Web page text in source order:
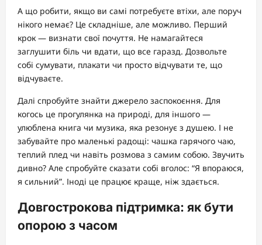
А що робити, якщо ви самі потребуєте втіхи, але поруч
нікого немає? Це складніше, але можливо. Перший
крок — визнати свої почуття. Не намагайтеся
заглушити біль чи вдати, що все гаразд. Дозвольте
собі сумувати, плакати чи просто відчувати те, що
відчуваєте.
Далі спробуйте знайти джерело заспокоєння. Для
когось це прогулянка на природі, для іншого —
улюблена книга чи музика, яка резонує з душею. І не
забувайте про маленькі радощі: чашка гарячого чаю,
теплий плед чи навіть розмова з самим собою. Звучить
дивно? Але спробуйте сказати собі вголос: “Я впораюся,
я сильний”. Іноді це працює краще, ніж здається.
Довгострокова підтримка: як бути
опорою з часом